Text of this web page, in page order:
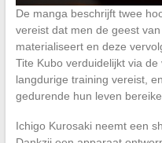
De manga beschrijft twee
vereist dat men de geest
materialiseert en deze
Tite Kubo verduidelijkt via
langdurige training vereist,
gedurende hun leven
Ichigo Kurosaki neemt een